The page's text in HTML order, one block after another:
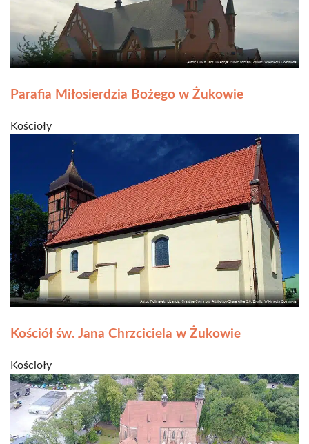
Parafia Miłosierdzia Bożego w Żukowie
Kościoły
Kościół św. Jana Chrzciciela w Żukowie
Kościoły